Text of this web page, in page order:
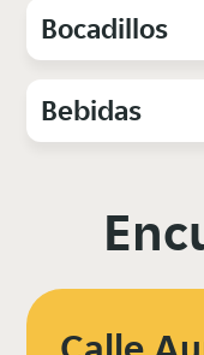
Bocadillos
Bebidas